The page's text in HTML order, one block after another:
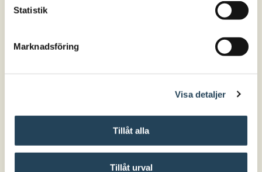
Statistik
Marknadsföring
Visa detaljer
Tillåt alla
Tillåt urval
08-737 68 00